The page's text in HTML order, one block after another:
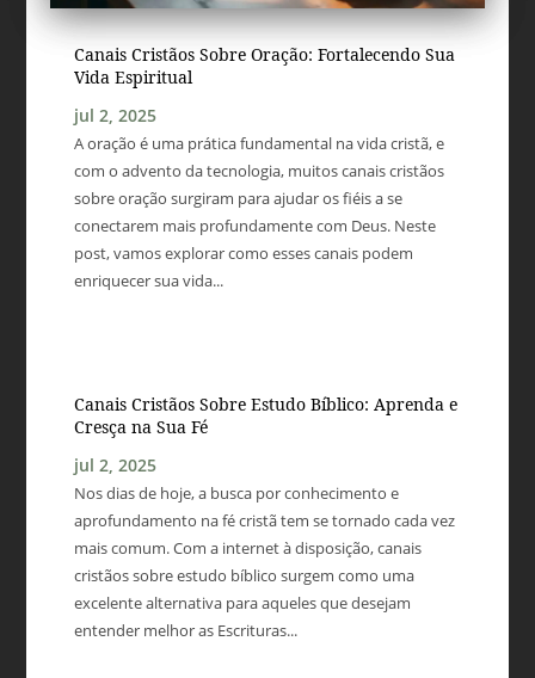
Canais Cristãos Sobre Oração: Fortalecendo Sua
Vida Espiritual
jul 2, 2025
A oração é uma prática fundamental na vida cristã, e
com o advento da tecnologia, muitos canais cristãos
sobre oração surgiram para ajudar os fiéis a se
conectarem mais profundamente com Deus. Neste
post, vamos explorar como esses canais podem
enriquecer sua vida...
Canais Cristãos Sobre Estudo Bíblico: Aprenda e
Cresça na Sua Fé
jul 2, 2025
Nos dias de hoje, a busca por conhecimento e
aprofundamento na fé cristã tem se tornado cada vez
mais comum. Com a internet à disposição, canais
cristãos sobre estudo bíblico surgem como uma
excelente alternativa para aqueles que desejam
entender melhor as Escrituras...